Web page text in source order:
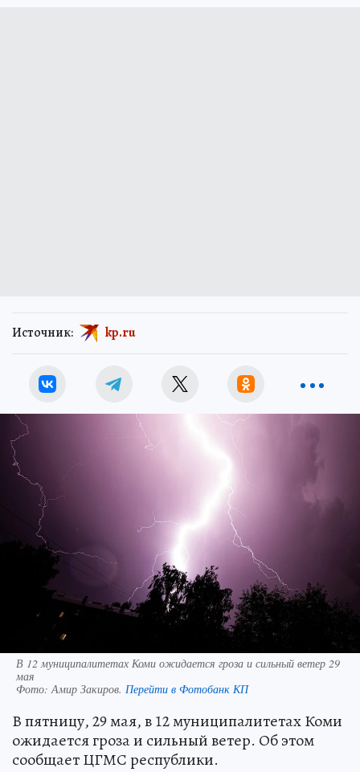
Источник: kp.ru
В 12 муниципалитетах Коми ожидается гроза и сильный ветер 29
мая
Фото:Амир Закиров. Перейти в Фотобанк КП
В пятницу, 29 мая, в 12 муниципалитетах Коми
ожидается гроза и сильный ветер. Об этом
сообщает ЦГМС республики.